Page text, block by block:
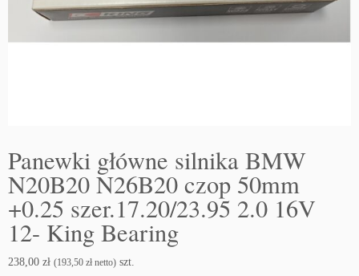
Panewki główne silnika BMW
N20B20 N26B20 czop 50mm
+0.25 szer.17.20/23.95 2.0 16V
12- King Bearing
238,00 zł (193,50 zł netto) szt.